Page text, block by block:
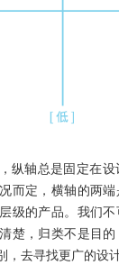
纵轴总是固定在
而定，横轴的两
级的产品。我们
楚，归类不是目
，去寻找更广的设